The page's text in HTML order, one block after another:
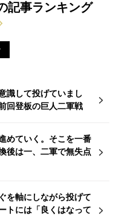
記事ランキング
識して投げていまし
回登板の巨人二軍戦
めていく。そこを一番
後は一、二軍で無失点
を軸にしながら投げて
トには「良くはなって